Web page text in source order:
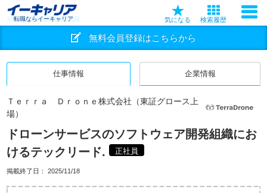
転職ならイーキャリア 気になる 検索履歴
無料会員登録はこちらから
仕事情報 企業情報
Ｔｅｒｒａ Ｄｒｏｎｅ株式会社（東証グロース上
場）
ドローンサービスのソフトウェア開発組織にお
けるテックリード.
正社員
掲載終了日： 2025/11/18